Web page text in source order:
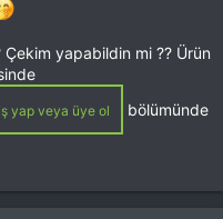
Çekim yapabildin mi ?? Ürün
yap veya üye ol bölümünde